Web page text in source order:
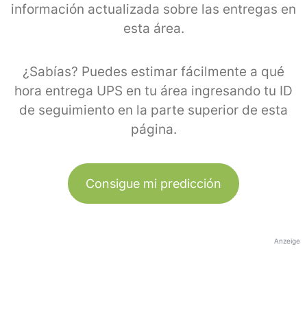
información actualizada sobre las entregas en
esta área.
¿Sabías? Puedes estimar fácilmente a qué
hora entrega UPS en tu área ingresando tu ID
de seguimiento en la parte superior de esta
página.
Consigue mi predicción
Anzeige